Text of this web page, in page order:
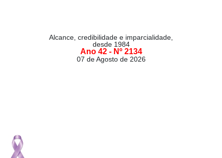
Alcance, credibilidade e imparcialidade,
desde 1984
Ano 42 - Nº 2134
07 de Agosto de 2026